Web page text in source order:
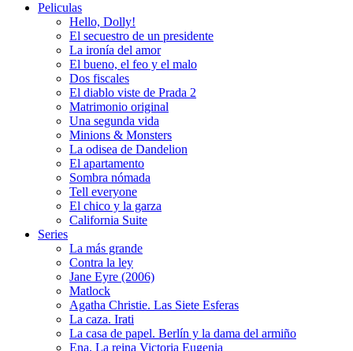
Peliculas
Hello, Dolly!
El secuestro de un presidente
La ironía del amor
El bueno, el feo y el malo
Dos fiscales
El diablo viste de Prada 2
Matrimonio original
Una segunda vida
Minions & Monsters
La odisea de Dandelion
El apartamento
Sombra nómada
Tell everyone
El chico y la garza
California Suite
Series
La más grande
Contra la ley
Jane Eyre (2006)
Matlock
Agatha Christie. Las Siete Esferas
La caza. Irati
La casa de papel. Berlín y la dama del armiño
Ena. La reina Victoria Eugenia